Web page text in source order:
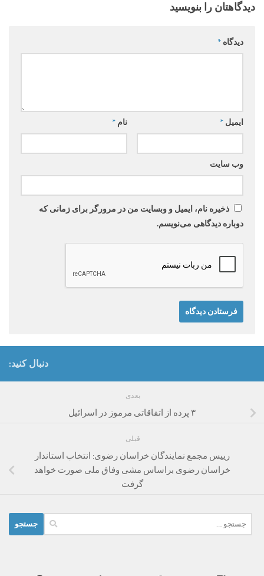
دیدگاهتان را بنویسید
دیدگاه *
نام * ایمیل *
وب‌ سایت
ذخیره نام، ایمیل و وبسایت من در مرورگر برای زمانی که
دوباره دیدگاهی می‌نویسم.
دنبال کنید:
بعدی
۳ پرده از اتفاقاتی مرموز در اسرائیل
قبلی
رییس مجمع نمایندگان خراسان رضوی: انتخاب استاندار
خراسان رضوی براساس مشی وفاق ملی صورت خواهد
گرفت
برای: